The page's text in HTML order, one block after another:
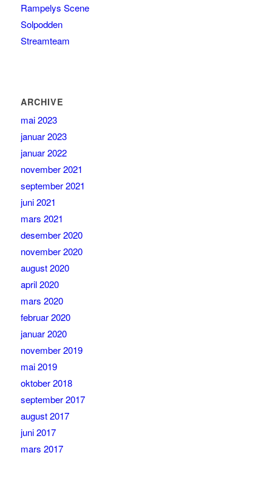
Rampelys Scene
Solpodden
Streamteam
ARCHIVE
mai 2023
januar 2023
januar 2022
november 2021
september 2021
juni 2021
mars 2021
desember 2020
november 2020
august 2020
april 2020
mars 2020
februar 2020
januar 2020
november 2019
mai 2019
oktober 2018
september 2017
august 2017
juni 2017
mars 2017